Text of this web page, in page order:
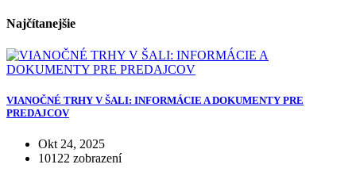
Najčítanejšie
VIANOČNÉ TRHY V ŠALI: INFORMÁCIE A DOKUMENTY PRE
PREDAJCOV
Okt 24, 2025
10122 zobrazení